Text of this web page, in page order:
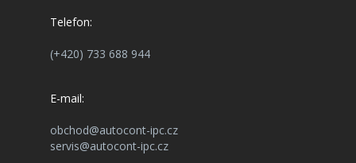
Telefon:
(+420) 733 688 944
E-mail:
obchod@autocont-ipc.cz
servis@autocont-ipc.cz